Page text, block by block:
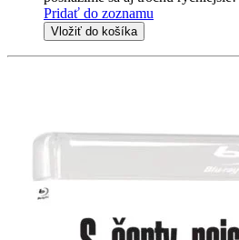
Pridať do zoznamu
Vložiť do košíka